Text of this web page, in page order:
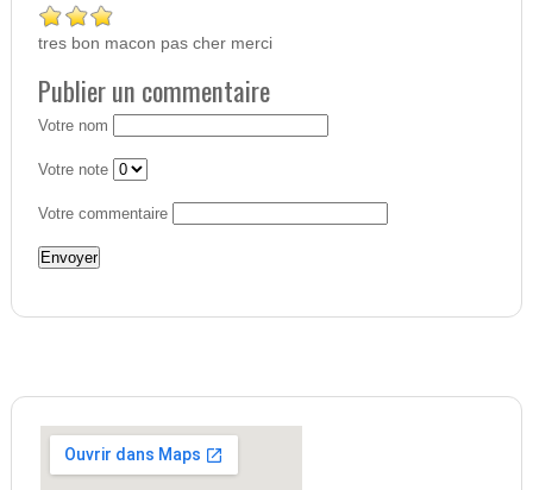
tres bon macon pas cher merci
Publier un commentaire
Votre nom
Votre note
Votre commentaire